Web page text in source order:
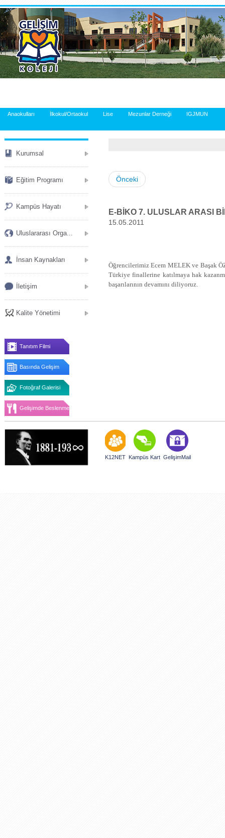
.
Anaokulları İlkokul/Ortaokul Lise Mezunlar Derneği IGJMUN
Kurumsal
Eğitim Programı
Kampüs Hayatı
Uluslararası Orga...
İnsan Kaynakları
İletişim
Kalite Yönetimi
Tanıtım Filmi
Basında Gelişim
Fotoğraf Galerisi
Gelişimde Beslenme
Önceki
E-BİKO 7. ULUSLAR ARASI
15.05.2011
Öğrencilerimiz Ecem MELEK ve Başak
Türkiye finallerine katılmaya hak
başarılarının devamını diliyoruz.
K12NET Kampüs Kart GelişimMail